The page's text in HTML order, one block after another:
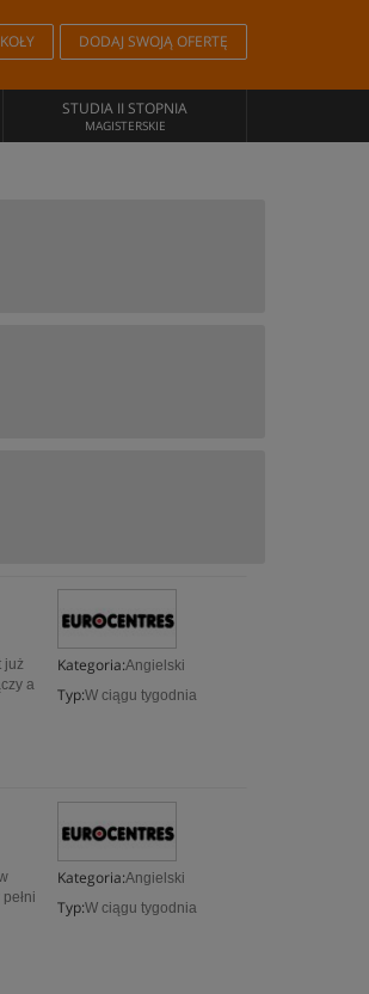
DODAJ SWOJĄ OFERTĘ
STUDIA II STOPNIA
MAGISTERSKIE
Kategoria:Angielski
Typ:W ciągu tygodnia
już
a
Kategoria:Angielski
Typ:W ciągu tygodnia